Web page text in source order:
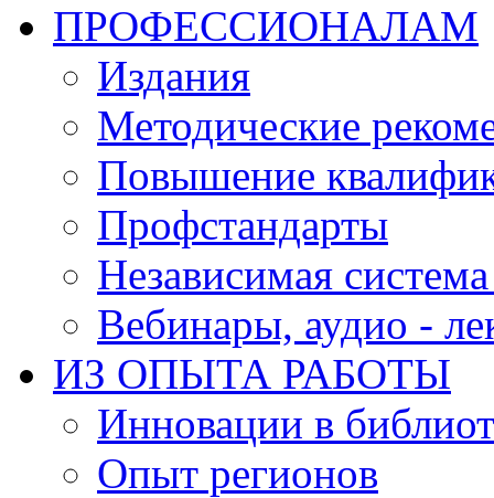
ПРОФЕССИОНАЛАМ
Издания
Методические
Повышение
Профстандарты
Независимая
Вебинары, аудио -
ИЗ ОПЫТА РАБОТЫ
Инновации в
Опыт регионов